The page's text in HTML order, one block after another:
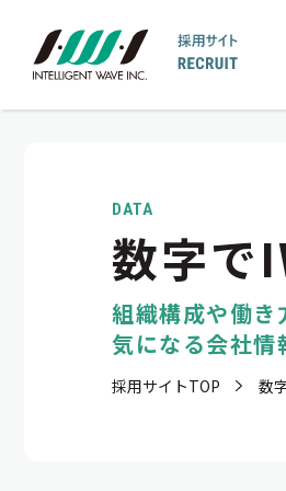
DATA
数字で
組織構成や働き
気になる会社情
採用サイトTOP 数